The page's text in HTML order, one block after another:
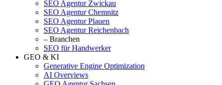
SEO Agentur Zwickau
SEO Agentur Chemnitz
SEO Agentur Plauen
SEO Agentur Reichenbach
– Branchen
SEO für Handwerker
GEO & KI
Generative Engine Optimization
AI Overviews